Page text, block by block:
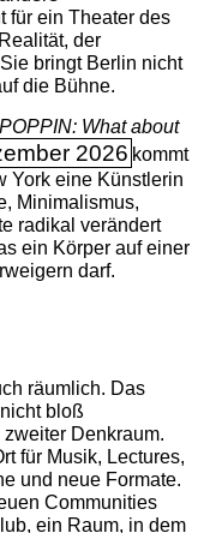
für ein Theater des
der
bringt Berlin nicht
die Bühne.
What about
2026 kommt
York eine Künstlerin
Minimalismus,
radikal verändert
ein Körper auf einer
darf.
räumlich. Das
bloß
Denkraum.
für Musik, Lectures,
und neue Formate.
Communities
ein Raum, in dem